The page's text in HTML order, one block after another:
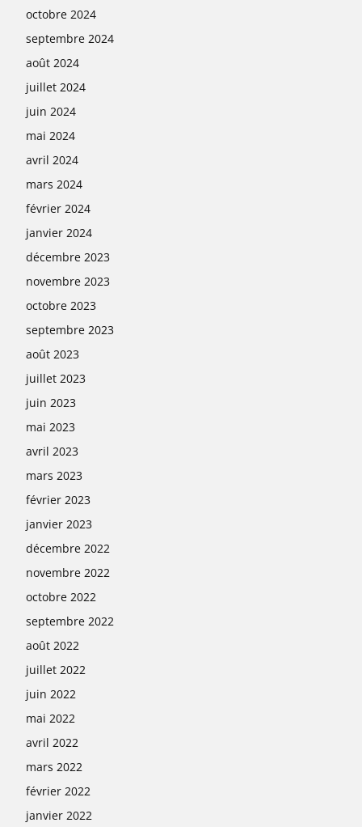
octobre 2024
septembre 2024
août 2024
juillet 2024
juin 2024
mai 2024
avril 2024
mars 2024
février 2024
janvier 2024
décembre 2023
novembre 2023
octobre 2023
septembre 2023
août 2023
juillet 2023
juin 2023
mai 2023
avril 2023
mars 2023
février 2023
janvier 2023
décembre 2022
novembre 2022
octobre 2022
septembre 2022
août 2022
juillet 2022
juin 2022
mai 2022
avril 2022
mars 2022
février 2022
janvier 2022